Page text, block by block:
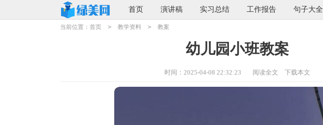
首页 演讲稿 实习总结 工作报告 句子大全
当前位置： 首页 > 教学资料 > 教案
幼儿园小班教案
时间：2025-04-08 22:32:23 阅读全文 下载本文